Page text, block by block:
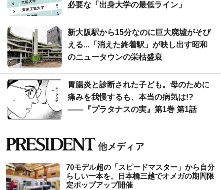
必要な「出身大学の最低ライン」
新大阪駅から15分なのに巨大廃墟がそび
える...「消えた終着駅」が映し出す昭和
のニュータウンの栄枯盛衰
胃腸炎と診断された子ども。母のために
痛みを我慢するも、本当の病気は!?
――『プラタナスの実』第1巻 第1話
70モデル超の「スピードマスター」から自分
らしい一本を。日本橋三越でオメガの期間限
定ポップアップ開催